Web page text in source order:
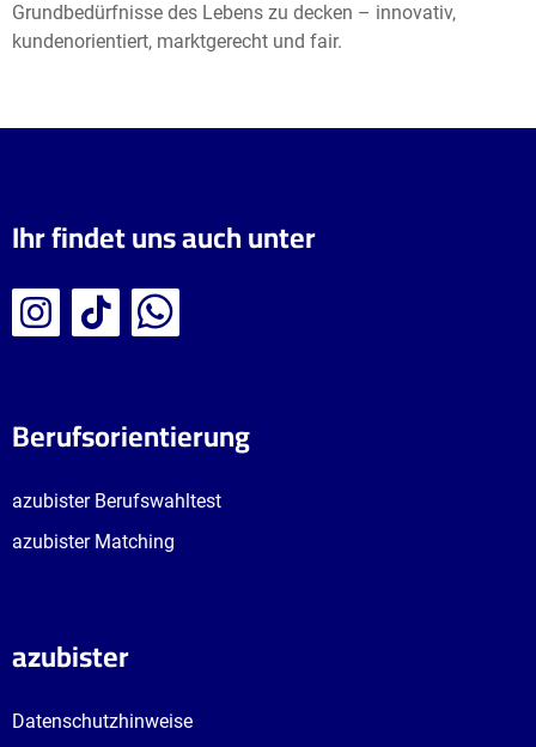
Grundbedürfnisse des Lebens zu decken – innovativ,
kundenorientiert, marktgerecht und fair.
Ihr findet uns auch unter
Berufsorientierung
azubister Berufswahltest
azubister Matching
azubister
Datenschutzhinweise